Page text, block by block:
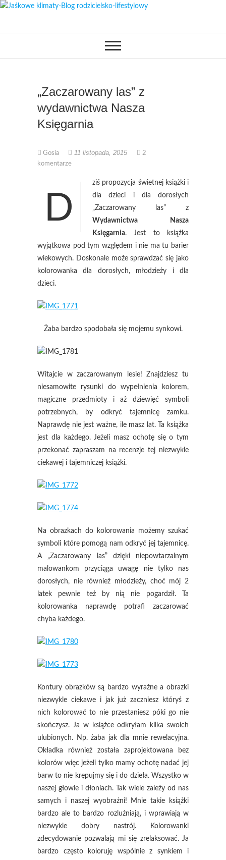
Skip
Jaśkowe klimaty-
Blog rodzicielsko-
lifestylowy
CIEKAWE PROJEKTY DIY Z
„Zaczarowany las” z
wydawnictwa Nasza
Księgarnia
Gosia 11 listopada, 2015
2
komentarze
D
ziś propozycja świetnej książki i
dla dzieci i dla dorosłych
„Zaczarowany las” z
Wydawnictwa Nasza
Księgarnia.Jest to książka
wyjątkowa pod tym względem i nie ma tu barier
wiekowych. Doskonale może sprawdzać się jako
kolorowanka dla dorosłych, młodzieży i dla
dzieci.
Żaba bardzo spodobała się mojemu synkowi.
Witajcie w zaczarowanym lesie! Znajdziesz tu
niesamowite rysunki do wypełnienia kolorem,
magiczne przedmioty i aż dziewięć symboli
potrzebnych, by odkryć tajemnicę zamku.
Naprawdę nie jest ważne, ile masz lat. Ta książka
jest dla każdego. Jeżeli masz ochotę się o tym
przekonać zapraszam na recenzje tej niezwykle
ciekawej i tajemniczej książki.
Na obrazkach do kolorowania możemy szukać
symboli które pomogą nam odkryć jej tajemnicę.
A „Zaczarowany las” dzięki niepowtarzalnym
malowankom przyciąga uwagę nie tylko nas
dorosłych, nie również młodzieży, choć mój 2
latek pewnie też by nią nie pogardził. Ta
kolorowanka naprawdę potrafi zaczarować
chyba każdego.
Kontury obrazków są bardzo wyraźne a obrazki
niezwykle ciekawe i jak już zaczniesz któryś z
nich kolorować to nie przestaniesz póki go nie
skończysz. Ja w książce odkryłam kilka swoich
ulubionych. Np. żaba jak dla mnie rewelacyjna.
Okładka również została zaprojektowana bez
kolorów więc jeżeli tylko mamy ochotę nadać jej
barw to nie krępujmy się i do dzieła. Wszystko w
naszej głowie i dłoniach. Tak wiele zależy od nas
samych i naszej wyobraźni! Mnie takie książki
bardzo ale to bardzo rozluźniają, i wprawiają w
niezwykle dobry nastrój. Kolorowanki
zdecydowanie pozwalają mi się zrelaksować. Ja
bardzo często koloruję wspólnie z synkiem i